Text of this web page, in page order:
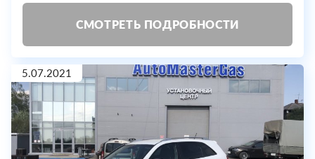
СМОТРЕТЬ ПОДРОБНОСТИ
5.07.2021